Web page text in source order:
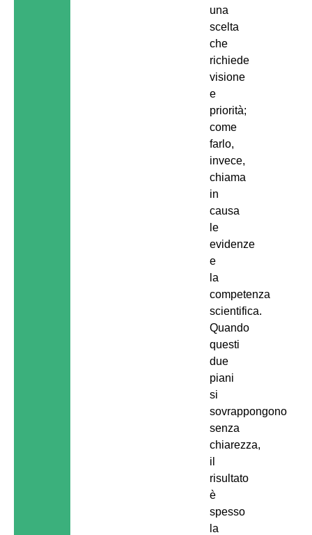
una
scelta
che
richiede
visione
e
priorità;
come
farlo,
invece,
chiama
in
causa
le
evidenze
e
la
competenza
scientifica.
Quando
questi
due
piani
si
sovrappongono
senza
chiarezza,
il
risultato
è
spesso
la